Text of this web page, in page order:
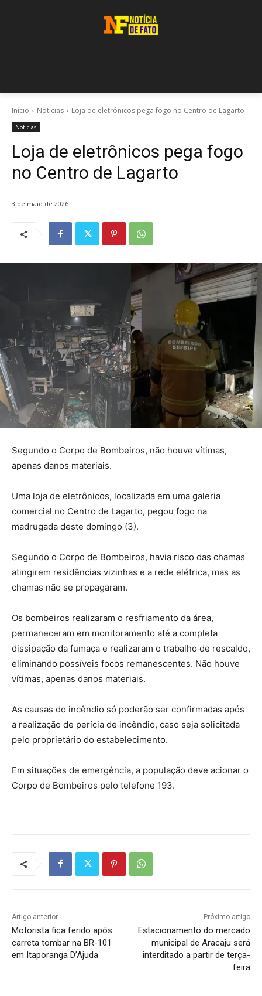
Início Noticias Loja de eletrônicos pega fogo no Centro de Lagarto
Noticias
Loja de eletrônicos pega fogo
no Centro de Lagarto
3 de maio de 2026
Segundo o Corpo de Bombeiros, não houve vítimas,
apenas danos materiais.
Uma loja de eletrônicos, localizada em uma galeria
comercial no Centro de Lagarto, pegou fogo na
madrugada deste domingo (3).
Segundo o Corpo de Bombeiros, havia risco das chamas
atingirem residências vizinhas e a rede elétrica, mas as
chamas não se propagaram.
Os bombeiros realizaram o resfriamento da área,
permaneceram em monitoramento até a completa
dissipação da fumaça e realizaram o trabalho de rescaldo,
eliminando possíveis focos remanescentes. Não houve
vítimas, apenas danos materiais.
As causas do incêndio só poderão ser confirmadas após
a realização de perícia de incêndio, caso seja solicitada
pelo proprietário do estabelecimento.
Em situações de emergência, a população deve acionar o
Corpo de Bombeiros pelo telefone 193.
Artigo anterior
Motorista fica ferido após
carreta tombar na BR-101
em Itaporanga D’Ajuda
Próximo artigo
Estacionamento do mercado
municipal de Aracaju será
interditado a partir de terça-
feira